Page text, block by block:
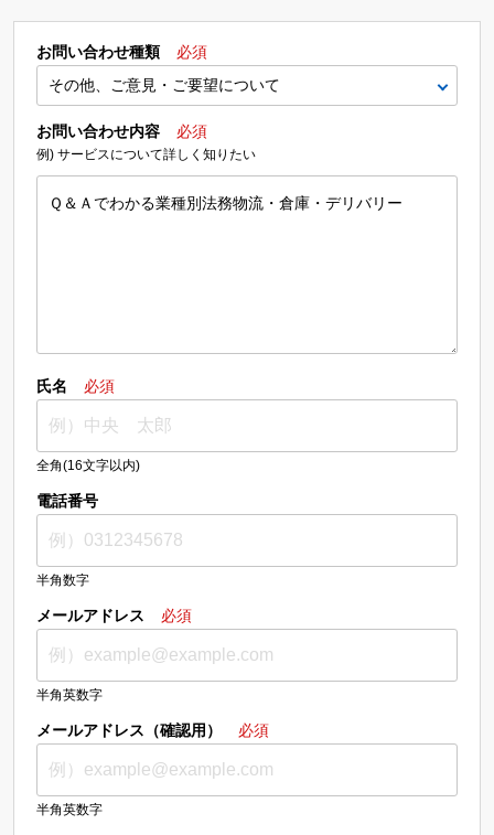
お問い合わせ種類 必須
お問い合わせ内容 必須
例) サービスについて詳しく知りたい
氏名 必須
全角(16文字以内)
電話番号
半角数字
メールアドレス 必須
半角英数字
メールアドレス（確認用） 必須
半角英数字